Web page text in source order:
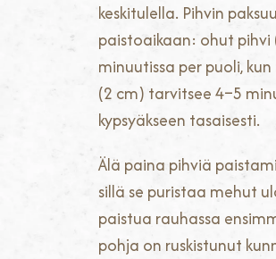
keskitulella. Pihvin
paistoaikaan: ohut pihvi
minuutissa per puoli,
(2 cm) tarvitsee 4–5
kypsyäkseen tasaisesti.
Älä paina pihviä
sillä se puristaa mehut
paistua rauhassa
pohja on ruskistunut